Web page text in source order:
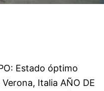
Estado óptimo
Verona, Italia AÑO DE